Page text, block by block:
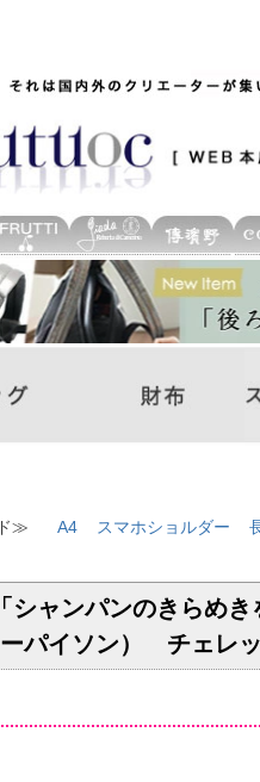
ド≫ A4 スマホショルダー
シャンパンのきらめ
パイソン） チェレ